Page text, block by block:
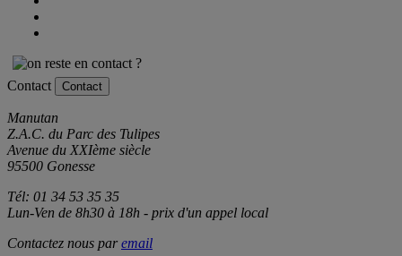
Contact Contact
Manutan
Z.A.C. du Parc des Tulipes
Avenue du XXIème siècle
95500 Gonesse
Tél: 01 34 53 35 35
Lun-Ven de 8h30 à 18h - prix d'un appel local
Contactez nous paremail